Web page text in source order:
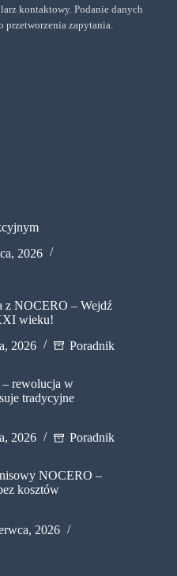
kontaktowy. Podanie danych
przetworzenia zapytania.
2026
z NOCERO – Wejdź
wieku!
2026 Poradnik
rewolucja w
tradycyjne
2026 Poradnik
NOCERO –
kosztów
2026